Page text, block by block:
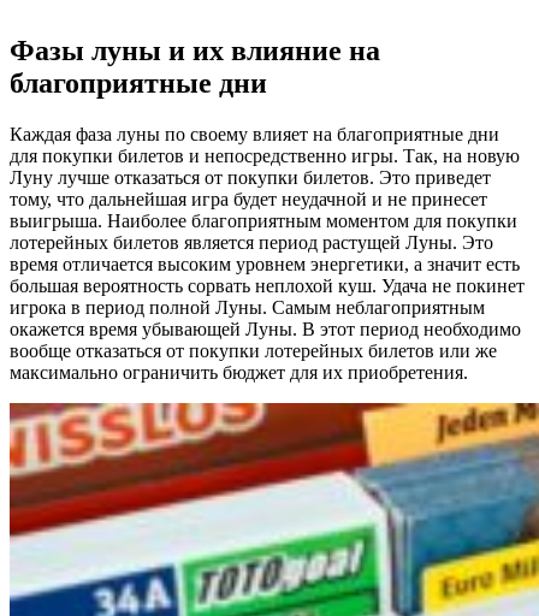
Фазы луны и их влияние на
благоприятные дни
Каждая фаза луны по своему влияет на благоприятные дни
для покупки билетов и непосредственно игры. Так, на новую
Луну лучше отказаться от покупки билетов. Это приведет
тому, что дальнейшая игра будет неудачной и не принесет
выигрыша. Наиболее благоприятным моментом для покупки
лотерейных билетов является период растущей Луны. Это
время отличается высоким уровнем энергетики, а значит есть
большая вероятность сорвать неплохой куш. Удача не покинет
игрока в период полной Луны. Самым неблагоприятным
окажется время убывающей Луны. В этот период необходимо
вообще отказаться от покупки лотерейных билетов или же
максимально ограничить бюджет для их приобретения.